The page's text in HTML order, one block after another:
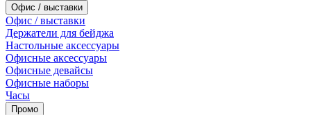
Офис / выставки
Офис / выставки
Держатели для бейджа
Настольные аксессуары
Офисные аксессуары
Офисные девайсы
Офисные наборы
Часы
Промо